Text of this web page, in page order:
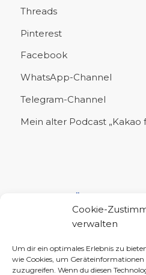
Cookie-
verwalten
Um dir ein optimales Erlebnis zu
wie Cookies, um
zuzugreifen. Wenn du diesen
Threads
Pinterest
Facebook
WhatsApp-Channel
Telegram-Channel
Mein alter Podcast „Kakao